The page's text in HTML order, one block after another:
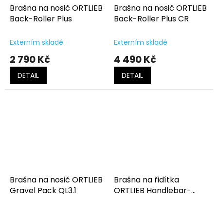
Brašna na nosič ORTLIEB
Back-Roller Plus
Externím skladě
2 790 Kč
DETAIL
Brašna na nosič ORTLIEB
Back-Roller Plus CR
Externím skladě
4 490 Kč
DETAIL
Brašna na nosič ORTLIEB
Gravel Pack QL3.1
Brašna na řidítka
ORTLIEB Handlebar-